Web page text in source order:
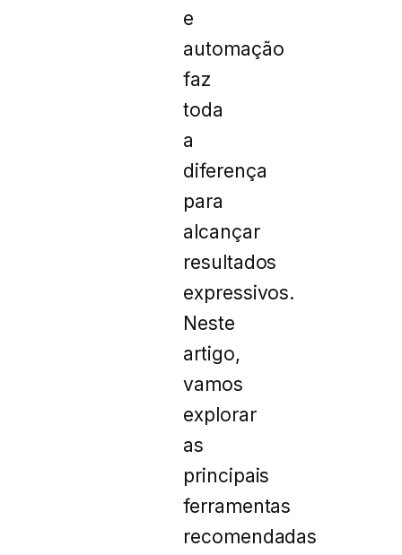
e
automação
faz
toda
a
diferença
para
alcançar
resultados
expressivos.
Neste
artigo,
vamos
explorar
as
principais
ferramentas
recomendadas